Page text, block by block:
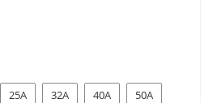
25A 32A 40A 50A